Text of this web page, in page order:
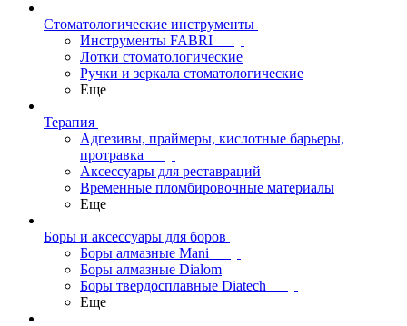
Стоматологические инструменты
Инструменты FABRI
Лотки стоматологические
Ручки и зеркала стоматологические
Еще
Терапия
Адгезивы, праймеры, кислотные барьеры,
протравка
Аксессуары для реставраций
Временные пломбировочные материалы
Еще
Боры и аксессуары для боров
Боры алмазные Mani
Боры алмазные Dialom
Боры твердосплавные Diatech
Еще